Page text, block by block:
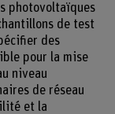
photovoltaïques
de test
des
pour la mise
niveau
de réseau
et la